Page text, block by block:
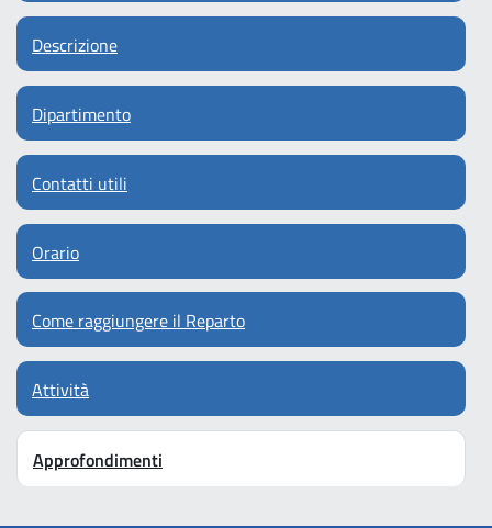
Descrizione
Dipartimento
Contatti utili
Orario
Come raggiungere il Reparto
Attività
Approfondimenti